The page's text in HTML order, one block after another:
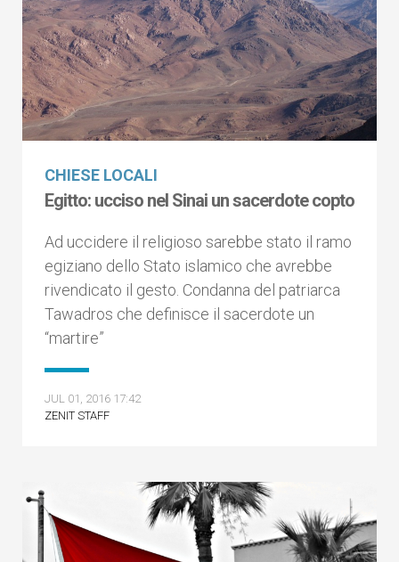
CHIESE LOCALI
Egitto: ucciso nel Sinai un sacerdote copto
Ad uccidere il religioso sarebbe stato il ramo
egiziano dello Stato islamico che avrebbe
rivendicato il gesto. Condanna del patriarca
Tawadros che definisce il sacerdote un
“martire”
JUL 01, 2016 17:42
ZENIT STAFF